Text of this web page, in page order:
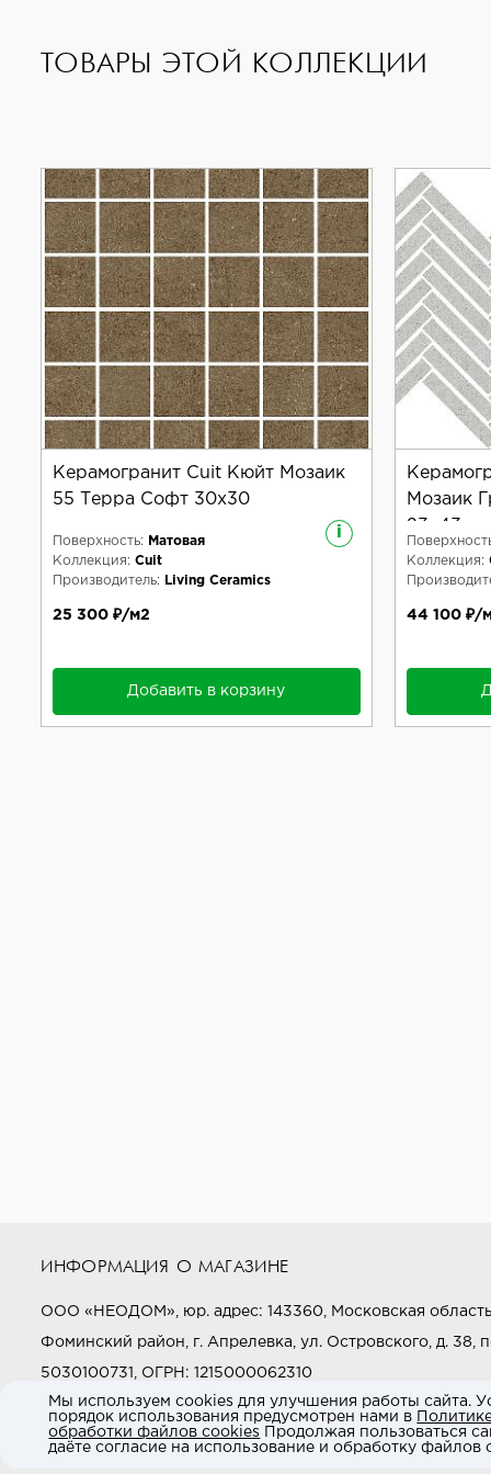
повышенной влажностью, например, в ванных
Living Ceramics — известный производитель
продукции. Коллекция Cuit Terra предлагает
Керамогранит Living Ceramics Cuit Terra Anti-Slip
ТОВАРЫ ЭТОЙ КОЛЛЕКЦИИ
Керамогранит Cuit Кюйт Мозаик
55 Терра Софт 30x30
i
Поверхность:
Матовая
Коллекция: Cuit
Производитель:
Living Ceramics
25 300 ₽/м2
Добавить в корзину
Мозаик
23x43
Коллекция:
44 100 ₽/
ИНФОРМАЦИЯ О МАГАЗИНЕ
ООО «НЕОДОМ», юр. адрес: 143360, Московская
Фоминский район, г. Апрелевка, ул. Островского, д. 38,
5030100731, ОГРН: 1215000062310
Звоните нам:+7 (800) 505-97-97
E-mail: market@neodom.ru
Мы используем cookies для улучшения работы сайта.
порядок использования предусмотрен нами в
обработки файлов cookies Продолжая пользоваться
даёте согласие на использование и обработку файлов